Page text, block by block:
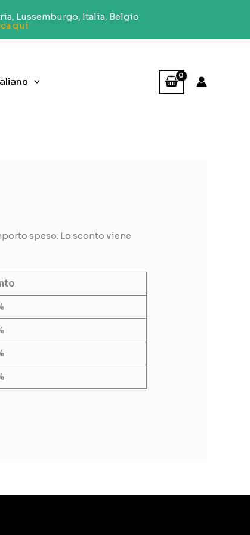
Lussemburgo, Italia, Belgio
qui
speso. Lo sconto viene